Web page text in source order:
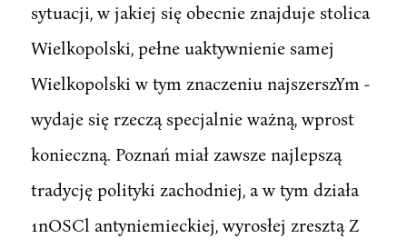
sytuacji, w jakiej się obecnie znajduje stolica
Wielkopolski, pełne uaktywnienie samej
Wielkopolski w tym znaczeniu najszerszYm -
wydaje się rzeczą specjalnie ważną, wprost
konieczną. Poznań miał zawsze najlepszą
tradycję polityki zachodniej, a w tym działa
1nOSCl antyniemieckiej, wyrosłej zresztą Z